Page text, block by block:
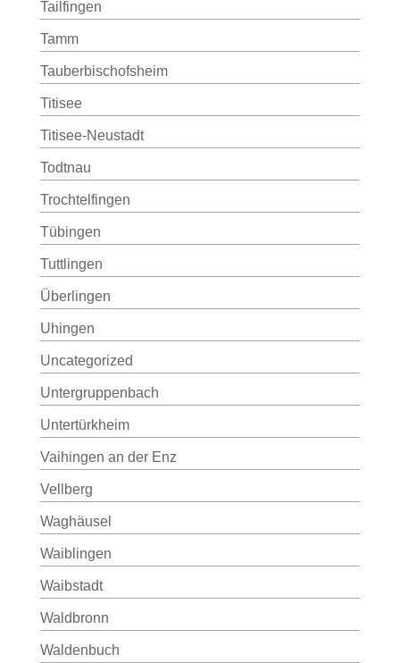
Tailfingen
Tamm
Tauberbischofsheim
Titisee
Titisee-Neustadt
Todtnau
Trochtelfingen
Tübingen
Tuttlingen
Überlingen
Uhingen
Uncategorized
Untergruppenbach
Untertürkheim
Vaihingen an der Enz
Vellberg
Waghäusel
Waiblingen
Waibstadt
Waldbronn
Waldenbuch